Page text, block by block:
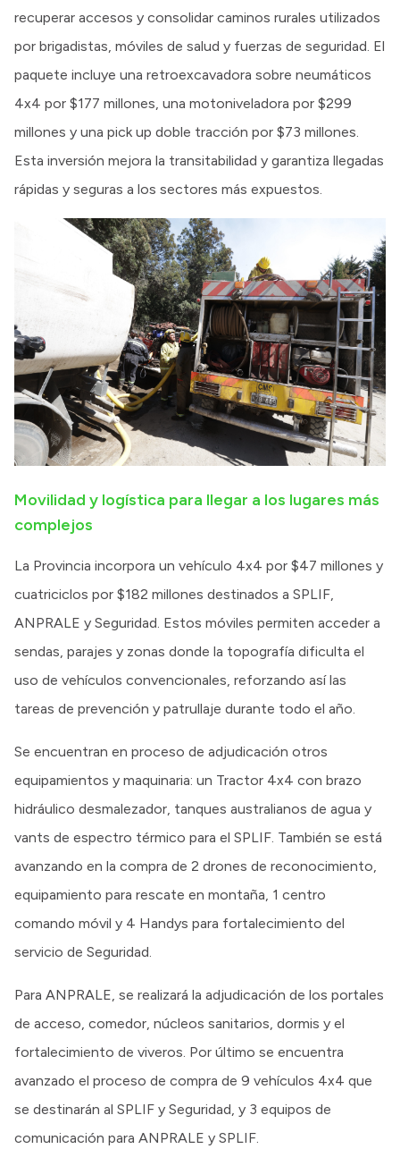
recuperar accesos y consolidar caminos rurales utilizados
por brigadistas, móviles de salud y fuerzas de seguridad. El
paquete incluye una retroexcavadora sobre neumáticos
4x4 por $177 millones, una motoniveladora por $299
millones y una pick up doble tracción por $73 millones.
Esta inversión mejora la transitabilidad y garantiza llegadas
rápidas y seguras a los sectores más expuestos.
Movilidad y logística para llegar a los lugares más
complejos
La Provincia incorpora un vehículo 4x4 por $47 millones y
cuatriciclos por $182 millones destinados a SPLIF,
ANPRALE y Seguridad. Estos móviles permiten acceder a
sendas, parajes y zonas donde la topografía dificulta el
uso de vehículos convencionales, reforzando así las
tareas de prevención y patrullaje durante todo el año.
Se encuentran en proceso de adjudicación otros
equipamientos y maquinaria: un Tractor 4x4 con brazo
hidráulico desmalezador, tanques australianos de agua y
vants de espectro térmico para el SPLIF. También se está
avanzando en la compra de 2 drones de reconocimiento,
equipamiento para rescate en montaña, 1 centro
comando móvil y 4 Handys para fortalecimiento del
servicio de Seguridad.
Para ANPRALE, se realizará la adjudicación de los portales
de acceso, comedor, núcleos sanitarios, dormis y el
fortalecimiento de viveros. Por último se encuentra
avanzado el proceso de compra de 9 vehículos 4x4 que
se destinarán al SPLIF y Seguridad, y 3 equipos de
comunicación para ANPRALE y SPLIF.